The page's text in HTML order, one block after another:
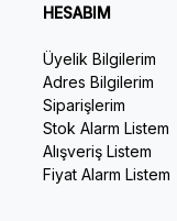
HESABIM
Üyelik Bilgilerim
Adres Bilgilerim
Siparişlerim
Stok Alarm Listem
Alışveriş Listem
Fiyat Alarm Listem